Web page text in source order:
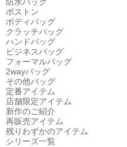
防水バッグ
ボストン
ボディバッグ
クラッチバッグ
ハンドバッグ
ビジネスバッグ
フォーマルバッグ
2wayバッグ
その他バッグ
定番アイテム
店舗限定アイテム
新作のご紹介
再販売アイテム
残りわずかのアイテム
シリーズ一覧